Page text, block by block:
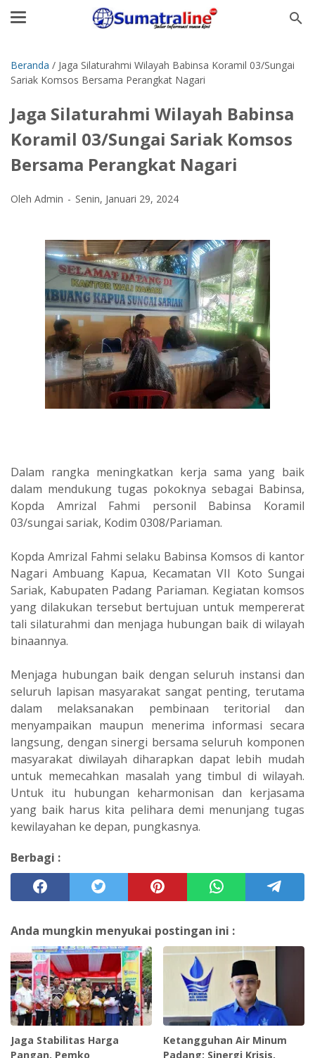
Beranda / Jaga Silaturahmi Wilayah Babinsa Koramil 03/Sungai
Sariak Komsos Bersama Perangkat Nagari
Jaga Silaturahmi Wilayah Babinsa
Koramil 03/Sungai Sariak Komsos
Bersama Perangkat Nagari
Oleh Admin Senin, Januari 29, 2024
Dalam rangka meningkatkan kerja sama yang baik
dalam mendukung tugas pokoknya sebagai Babinsa,
Kopda Amrizal Fahmi personil Babinsa Koramil
03/sungai sariak, Kodim 0308/Pariaman.
Kopda Amrizal Fahmi selaku Babinsa Komsos di kantor
Nagari Ambuang Kapua, Kecamatan VII Koto Sungai
Sariak, Kabupaten Padang Pariaman. Kegiatan komsos
yang dilakukan tersebut bertujuan untuk mempererat
tali silaturahmi dan menjaga hubungan baik di wilayah
binaannya.
Menjaga hubungan baik dengan seluruh instansi dan
seluruh lapisan masyarakat sangat penting, terutama
dalam melaksanakan pembinaan teritorial dan
menyampaikan maupun menerima informasi secara
langsung, dengan sinergi bersama seluruh komponen
masyarakat diwilayah diharapkan dapat lebih mudah
untuk memecahkan masalah yang timbul di wilayah.
Untuk itu hubungan keharmonisan dan kerjasama
yang baik harus kita pelihara demi menunjang tugas
kewilayahan ke depan, pungkasnya.
Berbagi :
Anda mungkin menyukai postingan ini :
Jaga Stabilitas Harga
Pangan, Pemko
Ketangguhan Air Minum
Padang: Sinergi Krisis,